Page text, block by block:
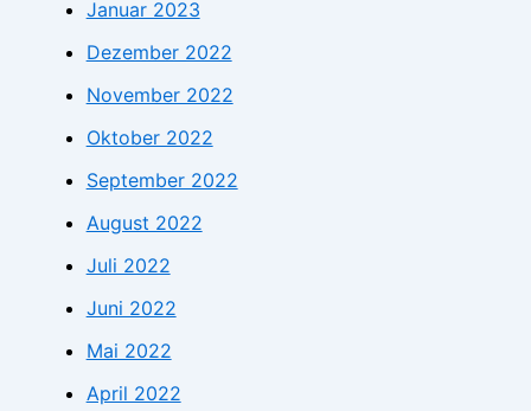
Januar 2023
Dezember 2022
November 2022
Oktober 2022
September 2022
August 2022
Juli 2022
Juni 2022
Mai 2022
April 2022